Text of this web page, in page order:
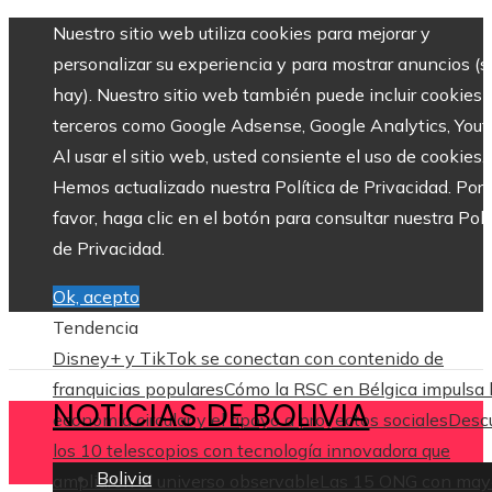
Nuestro sitio web utiliza cookies para mejorar y
personalizar su experiencia y para mostrar anuncios
hay). Nuestro sitio web también puede incluir cookies
terceros como Google Adsense, Google Analytics,
Al usar el sitio web, usted consiente el uso de cookies.
Hemos actualizado nuestra Política de Privacidad. Por
favor, haga clic en el botón para consultar nuestra
de Privacidad.
Ok, acepto
Tendencia
Disney+ y TikTok se conectan con contenido de
franquicias popularesCómo la RSC en Bélgica impulsa
economía circular y el apoyo a proyectos sociales
los 10 telescopios con tecnología innovadora que
ampliaron el universo observable Las 15 ONG con
NOTICIAS DE BOLIVIA
Bolivia